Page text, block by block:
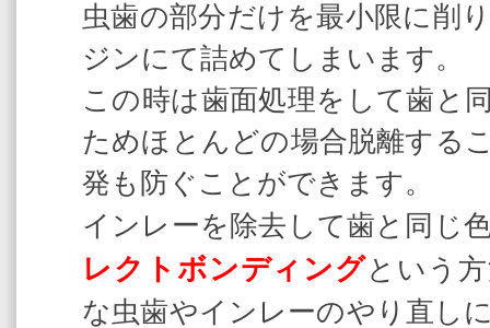
虫歯の部分だけを最小限に削
ジンにて詰めてしまいます。
この時は歯面処理をして歯と
ためほとんどの場合脱離する
発も防ぐことができます。
インレーを除去して歯と同じ
レクトボンディングという
な虫歯やインレーのやり直し